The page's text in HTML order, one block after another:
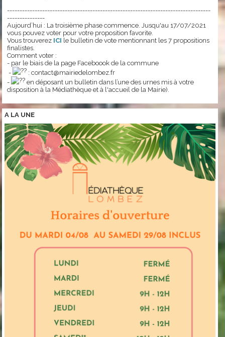
---------------------------------------------------------------------------------
---------------
Aujourd’hui : La troisième phase commence. Jusqu'au 17/07/2021
vous pouvez voter pour votre proposition favorite.
Vous trouverez ICI le bulletin de vote mentionnant les 7 propositions
finalistes.
Comment voter :
- par le biais de la page Faceboook de la commune
-
: contact@mairiedelombez.fr
-
en déposant un bulletin dans l’une des urnes mis à votre
disposition à la Médiathèque et à l'accueil de la Mairie).
A LA UNE